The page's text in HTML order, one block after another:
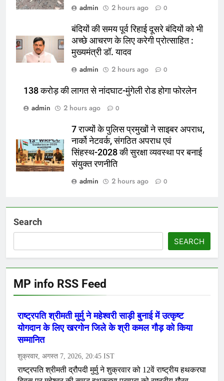
admin
2 hours ago 0
बंदियों की समय पूर्व रिहाई दूसरे बंदियों को भी
अच्छे आचरण के लिए करेगी प्रोत्साहित :
मुख्यमंत्री डॉ. यादव
admin
2 hours ago 0
138 करोड़ की लागत से नांदघाट-मुंगेली रोड होगा फोरलेन
admin
2 hours ago 0
7 राज्यों के पुलिस प्रमुखों ने साइबर अपराध,
नार्को नेटवर्क, संगठित अपराध एवं
सिंहस्थ-2028 की सुरक्षा व्यवस्था पर बनाई
संयुक्त रणनीति
admin
2 hours ago 0
Search
SEARCH
MP info RSS Feed